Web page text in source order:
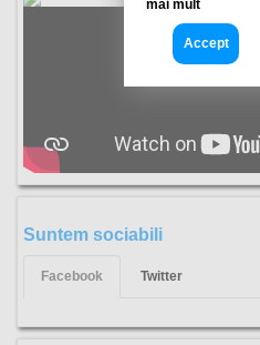
Suntem sociabili
Facebook Twitter
mai mult
Accept